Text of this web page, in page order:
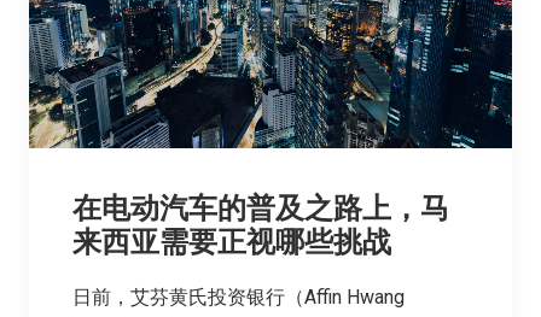
在电动汽车的普及之路上，马
来西亚需要正视哪些挑战
日前，艾芬黄氏投资银行（Affin Hwang